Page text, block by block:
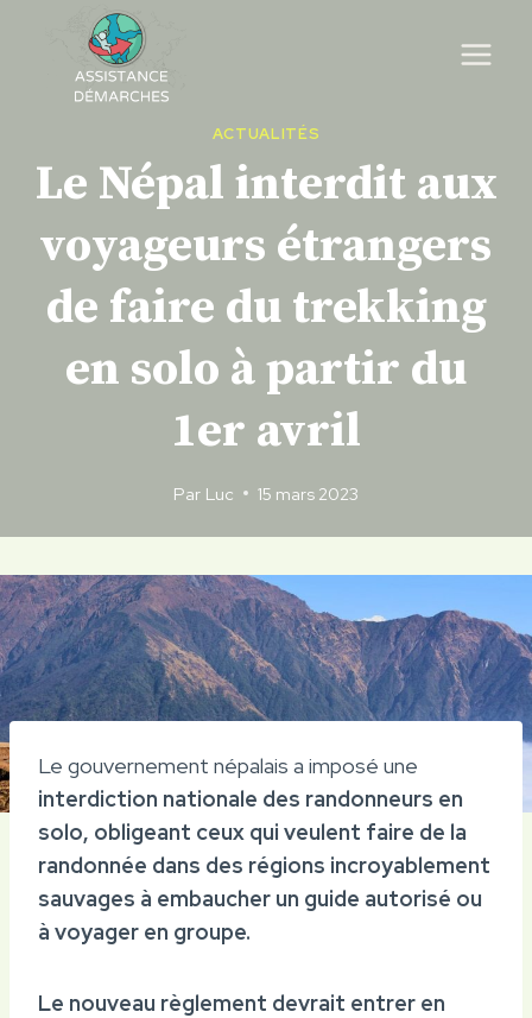
content
ACTUALITÉS
Le Népal interdit aux
voyageurs étrangers
de faire du trekking
en solo à partir du
1er avril
Par Luc 15 mars 2023
Le gouvernement népalais a imposé une
interdiction nationale des randonneurs en
solo, obligeant ceux qui veulent faire de la
randonnée dans des régions incroyablement
sauvages à embaucher un guide autorisé ou
à voyager en groupe.
Le nouveau règlement devrait entrer en